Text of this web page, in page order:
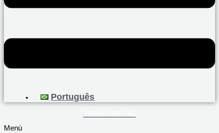
Português
Menú